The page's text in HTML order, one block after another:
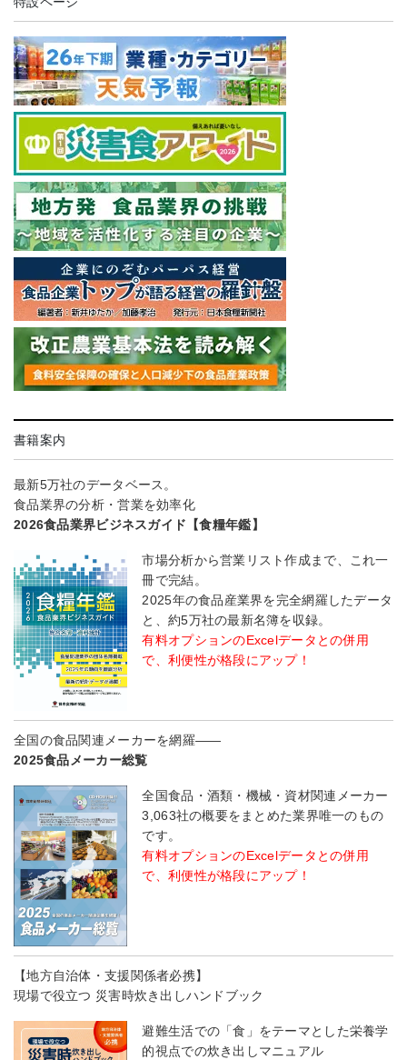
書籍案内
最新5万社のデータベース。
食品業界の分析・営業を効率化
2026食品業界ビジネスガイド【食糧年鑑】
市場分析から営業リスト作成まで、これ一
冊で完結。
2025年の食品産業界を完全網羅したデータ
と、約5万社の最新名簿を収録。
有料オプションのExcelデータとの併用
で、利便性が格段にアップ！
全国の食品関連メーカーを網羅――
2025食品メーカー総覧
全国食品・酒類・機械・資材関連メーカー
3,063社の概要をまとめた業界唯一のもの
です。
有料オプションのExcelデータとの併用
で、利便性が格段にアップ！
【地方自治体・支援関係者必携】
現場で役立つ 災害時炊き出しハンドブック
避難生活での「食」をテーマとした栄養学
的視点での炊き出しマニュアル